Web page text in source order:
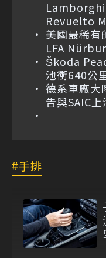
Revuelto
美國最稀有
LFA
Škoda
池衝640公
德系車廠大
告與SAIC
手排